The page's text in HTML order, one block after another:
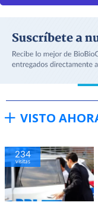
VISTO
234
visitas